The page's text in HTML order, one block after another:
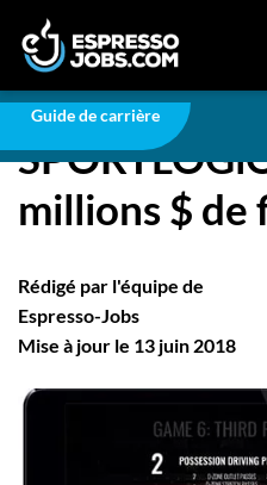
Connexion
Créez un compte
Emplois
Compagnies
Ma boîte à outils
Nos chroniques
Inscrivez-vous à l'infolettre
Guide de carrière
Carrière
SPORTLOGiQ
financement
millions $ de
Rédigé par l'équipe de
Espresso-Jobs
Mise à jour le 13 juin 2018